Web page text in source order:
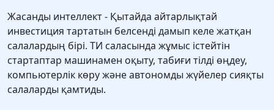
Жасанды интеллект - Қытайда айтарлықтай
инвестиция тартатын белсенді дамып келе жатқан
салалардың бірі. ТИ саласында жұмыс істейтін
стартаптар машинамен оқыту, табиғи тілді өңдеу,
компьютерлік көру және автономды жүйелер сияқты
салаларды қамтиды.